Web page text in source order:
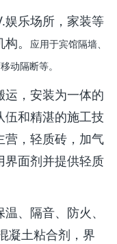
娱乐场所，家装等
。
应用于宾馆隔墙、
动隔断等。
，安装为一体的
和精湛的施工技
营，轻质砖，加气
界面剂并提供轻质
、隔音、防火、
凝土粘合剂，界